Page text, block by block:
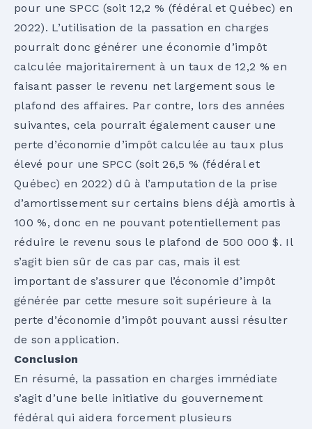
pour une SPCC (soit 12,2 % (fédéral et Québec) en
2022). L’utilisation de la passation en charges
pourrait donc générer une économie d’impôt
calculée majoritairement à un taux de 12,2 % en
faisant passer le revenu net largement sous le
plafond des affaires. Par contre, lors des années
suivantes, cela pourrait également causer une
perte d’économie d’impôt calculée au taux plus
élevé pour une SPCC (soit 26,5 % (fédéral et
Québec) en 2022) dû à l’amputation de la prise
d’amortissement sur certains biens déjà amortis à
100 %, donc en ne pouvant potentiellement pas
réduire le revenu sous le plafond de 500 000 $. Il
s’agit bien sûr de cas par cas, mais il est
important de s’assurer que l’économie d’impôt
générée par cette mesure soit supérieure à la
perte d’économie d’impôt pouvant aussi résulter
de son application.
Conclusion
En résumé, la passation en charges immédiate
s’agit d’une belle initiative du gouvernement
fédéral qui aidera forcement plusieurs